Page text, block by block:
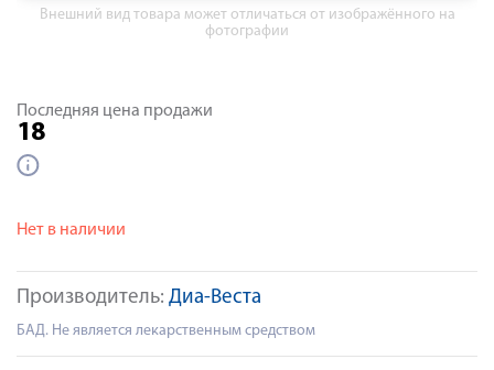
Внешний вид товара может отличаться от изображённого на
фотографии
Производитель: Диа-Веста
БАД. Не является лекарственным средством
Последняя цена продажи
18
Нет в наличии